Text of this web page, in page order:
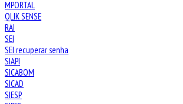
MPORTAL
QLIK SENSE
RAI
SEI
SEI recuperar senha
SIAPI
SICABOM
SICAD
SIESP